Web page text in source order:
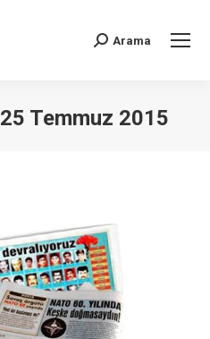
Arama
25 Temmuz 2015